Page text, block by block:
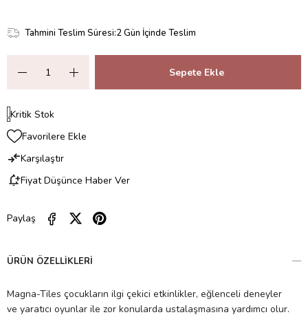
Tahmini Teslim Süresi:2 Gün İçinde Teslim
Kritik Stok
Favorilere Ekle
Karşılaştır
Fiyat Düşünce Haber Ver
Paylaş
ÜRÜN ÖZELLIKLERI
Magna-Tiles çocukların ilgi çekici etkinlikler, eğlenceli deneyler
ve yaratıcı oyunlar ile zor konularda ustalaşmasına yardımcı olur.